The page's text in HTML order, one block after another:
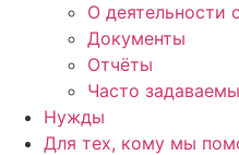
О деятельности
Документы
Отчёты
Часто
Нужды
Для тех, кому мы